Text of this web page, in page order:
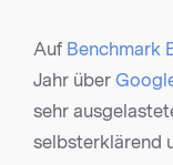
Auf Benchmark
Jahr über
sehr
selbsterklärend